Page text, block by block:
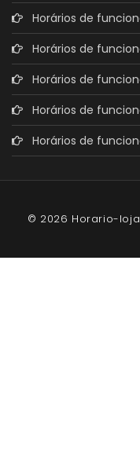
Horários de
Horários de
Horários de
Horários de
Horários de
© 2026 Horario-